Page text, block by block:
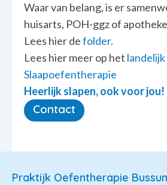
Waar van belang, is er
huisarts, POH-ggz of
Lees hier defolder.
Lees hier meer op het
Slaapoefentherapie
Heerlijk slapen, ook voor jou!
Contact
Praktijk Oefentherapie